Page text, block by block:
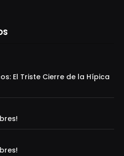
El Triste Cierre de la Hípica